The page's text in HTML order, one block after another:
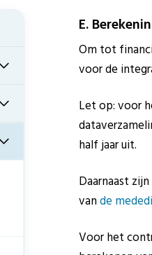
E.
Om tot
voor de
Let op: voor
half jaar uit.
Daarnaast
vande
Voor het